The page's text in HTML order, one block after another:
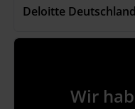
Event mit
unvergessliche
Deloitte Deutschland
Wir